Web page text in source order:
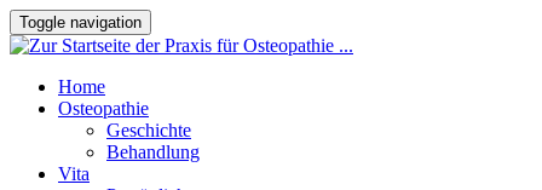
Toggle navigation
Home
Osteopathie
Geschichte
Behandlung
Vita